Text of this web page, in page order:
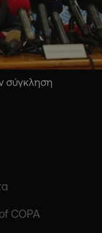
σύγκληση
COPA